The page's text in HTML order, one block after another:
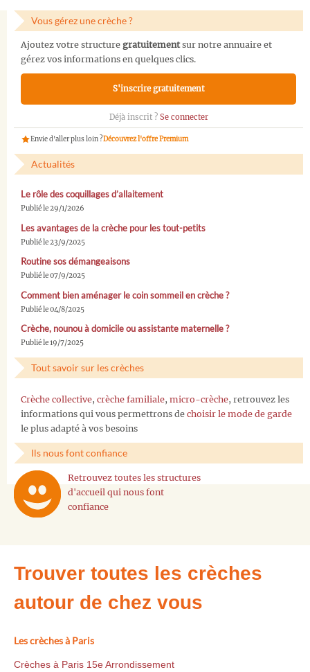
Vous gérez une crèche ?
Ajoutez votre structure gratuitementsur notre annuaire et
gérez vos informations en quelques clics.
S'inscrire gratuitement
Déjà inscrit ? Se connecter
Envie d'aller plus loin ?Découvrez l'offre Premium
Actualités
Le rôle des coquillages d’allaitement
Publié le 29/1/2026
Les avantages de la crèche pour les tout-petits
Publié le 23/9/2025
Routine sos démangeaisons
Publié le 07/9/2025
Comment bien aménager le coin sommeil en crèche ?
Publié le 04/8/2025
Crèche, nounou à domicile ou assistante maternelle ?
Publié le 19/7/2025
Tout savoir sur les crèches
Crèche collective, crèche familiale, micro-crèche, retrouvez les
informations qui vous permettrons de choisir le mode de garde
le plus adapté à vos besoins
Ils nous font confiance
Retrouvez toutes les structures
d'accueil qui nous font
confiance
Trouver toutes les crèches
autour de chez vous
Les crèches à Paris
Crèches à Paris 15e Arrondissement